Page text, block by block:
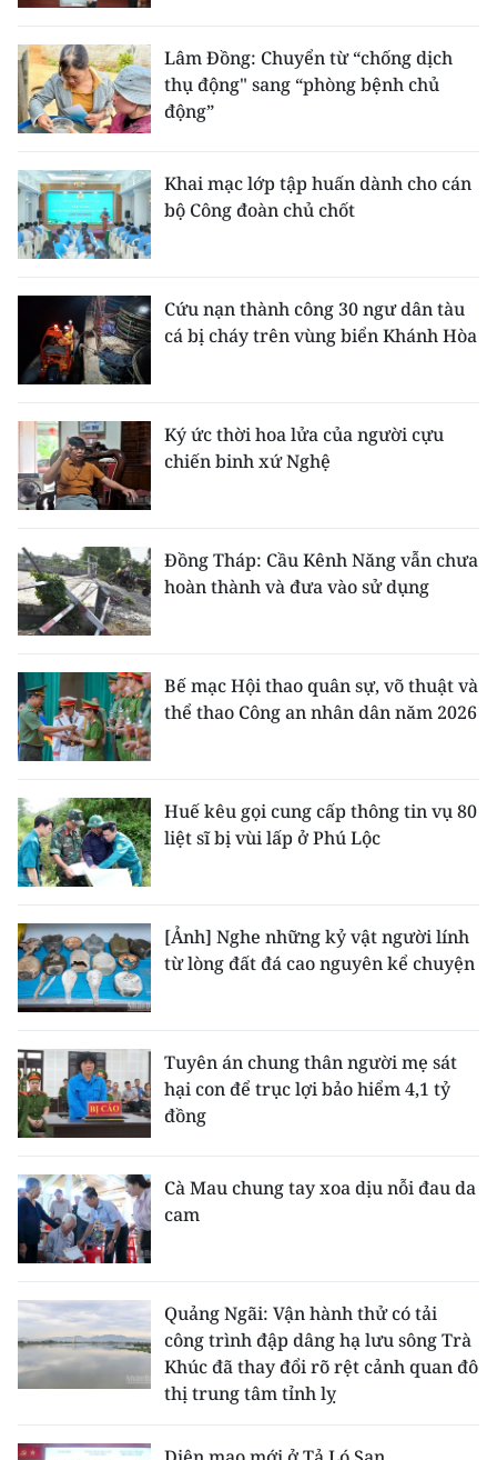
Lâm Đồng: Chuyển từ “chống dịch
thụ động" sang “phòng bệnh chủ
động”
Khai mạc lớp tập huấn dành cho cán
bộ Công đoàn chủ chốt
Cứu nạn thành công 30 ngư dân tàu
cá bị cháy trên vùng biển Khánh Hòa
Ký ức thời hoa lửa của người cựu
chiến binh xứ Nghệ
Đồng Tháp: Cầu Kênh Năng vẫn chưa
hoàn thành và đưa vào sử dụng
Bế mạc Hội thao quân sự, võ thuật và
thể thao Công an nhân dân năm 2026
Huế kêu gọi cung cấp thông tin vụ 80
liệt sĩ bị vùi lấp ở Phú Lộc
[Ảnh] Nghe những kỷ vật người lính
từ lòng đất đá cao nguyên kể chuyện
Tuyên án chung thân người mẹ sát
hại con để trục lợi bảo hiểm 4,1 tỷ
đồng
Cà Mau chung tay xoa dịu nỗi đau da
cam
Quảng Ngãi: Vận hành thử có tải
công trình đập dâng hạ lưu sông Trà
Khúc đã thay đổi rõ rệt cảnh quan đô
thị trung tâm tỉnh lỵ